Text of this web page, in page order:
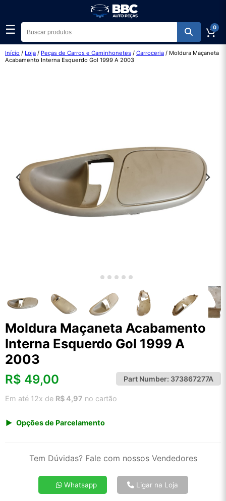
☰ 0
Início / Loja / Peças de Carros e Caminhonetes / Carroceria / Moldura Maçaneta
Acabamento Interna Esquerdo Gol 1999 A 2003
Moldura Maçaneta Acabamento
Interna Esquerdo Gol 1999 A
2003
R$ 49,00 Part Number: 373867277A
Em até 12x de R$ 4,97 no cartão
Opções de Parcelamento
2x de R$ 26,37
4x de R$ 13,58
5x de R$ 11,01
Tem Dúvidas? Fale com nossos Vendedores
Whatsapp Ligar na Loja